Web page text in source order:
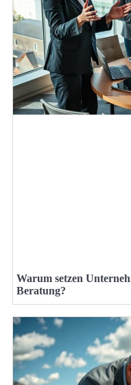
Warum setzen
Beratung?